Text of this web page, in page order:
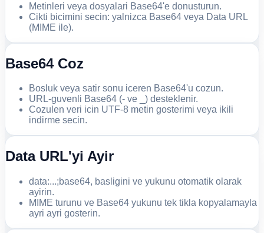
Metinleri veya dosyalari Base64'e donusturun.
Cikti bicimini secin: yalnizca Base64 veya Data URL
(MIME ile).
Base64 Coz
Bosluk veya satir sonu iceren Base64'u cozun.
URL-guvenli Base64 (- ve _) desteklenir.
Cozulen veri icin UTF-8 metin gosterimi veya ikili
indirme secin.
Data URL'yi Ayir
data:...;base64, basligini ve yukunu otomatik olarak
ayirin.
MIME turunu ve Base64 yukunu tek tikla kopyalamayla
ayri ayri gosterin.